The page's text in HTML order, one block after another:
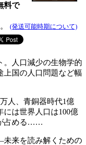
料で
(発送可能時期について)
。人口減少の生物学的
上国の人口問題など幅
人、青銅器時代1億
には世界人口は100億
占める……
来を読み解くための